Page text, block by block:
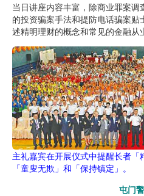
当日讲座内容丰富，除商业罪案
的投资骗案手法和提防电话骗案
述精明理财的概念和常见的金融从
主礼嘉宾在开展仪式中提醒长者「
「童叟无欺」和「保持镇定」。
屯门